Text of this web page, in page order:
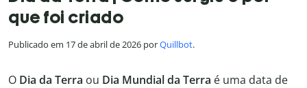
que foi criado
Publicado em 17 de abril de 2026 porQuillbot.
O Dia da Terra ou Dia Mundial da Terra é uma data de